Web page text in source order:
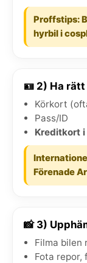
Proffstips:
hyrbil i
🪪 2) Ha
Körkort
Pass/ID
Kreditkort
Förenade
📸 3)
Filma bilen
Fota repor,